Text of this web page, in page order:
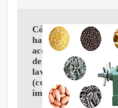
Cómo
hacer
aceite
de
lavanda
(con
imágenes)